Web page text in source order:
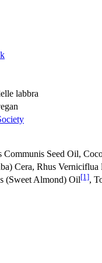
labbra
Communis Seed Oil,
Cera, Rhus
(Sweet Almond) Oil[1],